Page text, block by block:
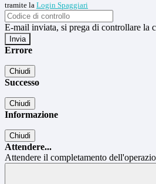
tramite la Login Spaggiari
E-mail inviata, si prega di controllare la
Errore
Chiudi
Successo
Chiudi
Informazione
Chiudi
Attendere...
Attendere il completamento